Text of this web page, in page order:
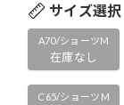
サイズ選択
A70/ショーツM
在庫なし
C65/ショーツM